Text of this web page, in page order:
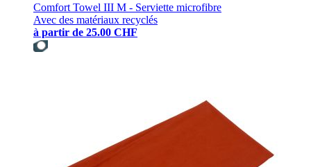
Comfort Towel III M - Serviette microfibre
Avec des matériaux recyclés
à partir de 25.00 CHF